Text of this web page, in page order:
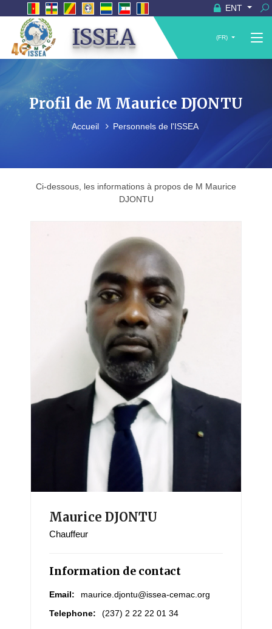
ENT
ISSEA (FR)
Profil de M Maurice DJONTU
Accueil Personnels de l'ISSEA
Ci-dessous, les informations à propos de M Maurice
DJONTU
Maurice DJONTU
Chauffeur
Information de contact
Email:
maurice.djontu@issea-cemac.org
Telephone:
(237) 2 22 22 01 34